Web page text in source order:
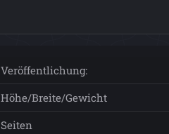
Veröffentlichung:
Höhe/Breite/Gewicht
Seiten